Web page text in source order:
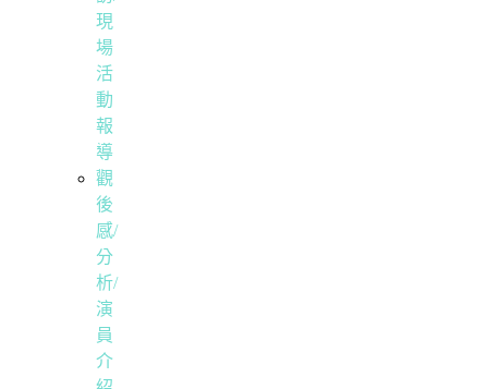
現
場
活
動
報
導
觀
後
感/
分
析/
演
員
介